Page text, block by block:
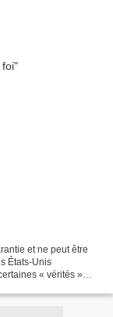
et ne peut être
États-Unis
« vérités »